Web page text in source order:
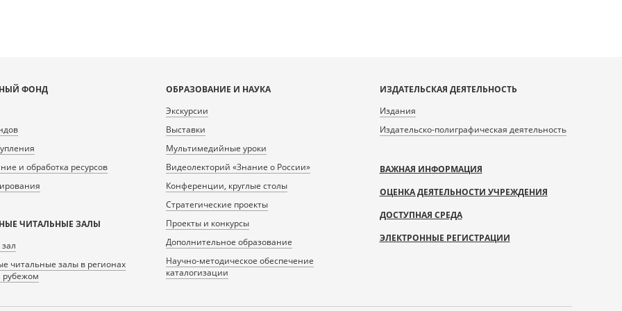
ФОНД
и обработка ресурсов
ЧИТАЛЬНЫЕ ЗАЛЫ
читальные залы в регионах
рубежом
ОБРАЗОВАНИЕ И НАУКА
Экскурсии
Выставки
Мультимедийные уроки
Видеолекторий «Знание о России»
Конференции, круглые столы
Стратегические проекты
Проекты и конкурсы
Дополнительное образование
Научно-методическое обеспечение
каталогизации
ИЗДАТЕЛЬСКАЯ ДЕЯТЕЛЬНОСТЬ
Издания
Издательско-полиграфическая деятельность
ВАЖНАЯ ИНФОРМАЦИЯ
ОЦЕНКА ДЕЯТЕЛЬНОСТИ УЧРЕЖДЕНИЯ
ДОСТУПНАЯ СРЕДА
ЭЛЕКТРОННЫЕ РЕГИСТРАЦИИ